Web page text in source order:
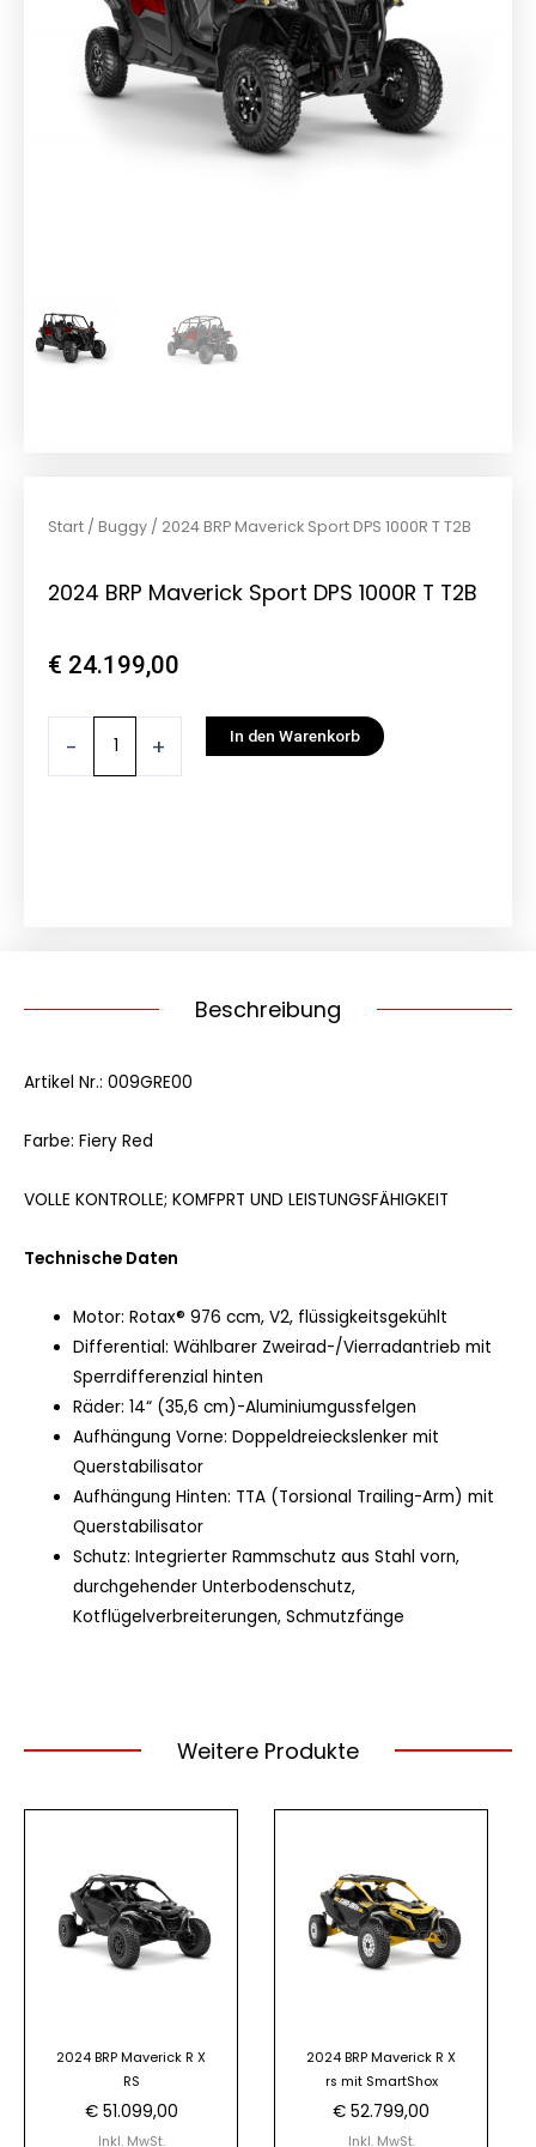
Start / Buggy / 2024 BRP Maverick Sport DPS 1000R T T2B
2024 BRP Maverick Sport DPS 1000R T T2B
€ 24.199,00
- + In den Warenkorb
Beschreibung
Artikel Nr.: 009GRE00
Farbe: Fiery Red
VOLLE KONTROLLE; KOMFPRT UND LEISTUNGSFÄHIGKEIT
Technische Daten
Motor: Rotax® 976 ccm, V2, flüssigkeitsgekühlt
Differential: Wählbarer Zweirad-/Vierradantrieb mit
Sperrdifferenzial hinten
Räder: 14“ (35,6 cm)-Aluminiumgussfelgen
Aufhängung Vorne: Doppeldreieckslenker mit
Querstabilisator
Aufhängung Hinten: TTA (Torsional Trailing-Arm) mit
Querstabilisator
Schutz: Integrierter Rammschutz aus Stahl vorn,
durchgehender Unterbodenschutz,
Kotflügelverbreiterungen, Schmutzfänge
Weitere Produkte
2024 BRP Maverick R X
RS
€51.099,00
Inkl. MwSt.
2024 BRP Maverick R X
rs mit SmartShox
€ 52.799,00
Inkl. MwSt.